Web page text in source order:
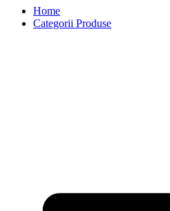
Home
Categorii Produse